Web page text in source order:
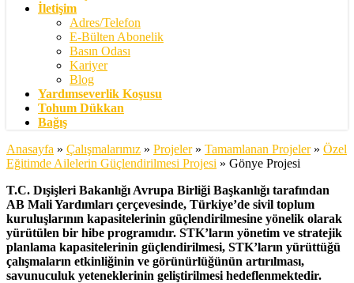
İletişim
Adres/Telefon
E-Bülten Abonelik
Basın Odası
Kariyer
Blog
Yardımseverlik Koşusu
Tohum Dükkan
Bağış
Anasayfa » Çalışmalarımız » Projeler» Tamamlanan Projeler» Özel
Eğitimde Ailelerin Güçlendirilmesi Projesi » Gönye Projesi
T.C. Dışişleri Bakanlığı Avrupa Birliği Başkanlığı tarafından
AB Mali Yardımları çerçevesinde, Türkiye’de sivil toplum
kuruluşlarının kapasitelerinin güçlendirilmesine yönelik olarak
yürütülen bir hibe programıdır. STK’ların yönetim ve stratejik
planlama kapasitelerinin güçlendirilmesi, STK’ların yürüttüğü
çalışmaların etkinliğinin ve görünürlüğünün artırılması,
savunuculuk yeteneklerinin geliştirilmesi hedeflenmektedir.